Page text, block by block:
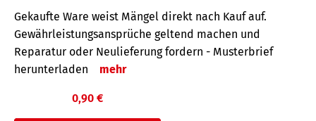
Gekaufte Ware weist Mängel direkt nach Kauf auf.
Gewährleistungsansprüche geltend machen und
Reparatur oder Neulieferung fordern - Musterbrief
herunterladen
mehr
0,90 €